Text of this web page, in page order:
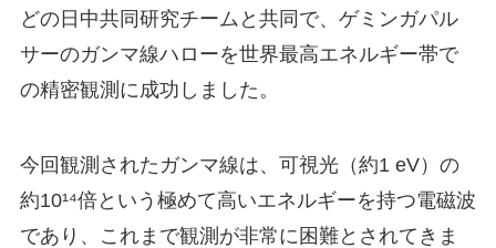
どの日中共同研究チームと共同で、ゲミンガパル
サーのガンマ線ハローを世界最高エネルギー帯で
の精密観測に成功しました。
今回観測されたガンマ線は、可視光（約1 eV）の
約10¹⁴倍という極めて高いエネルギーを持つ電磁波
であり、これまで観測が非常に困難とされてきま